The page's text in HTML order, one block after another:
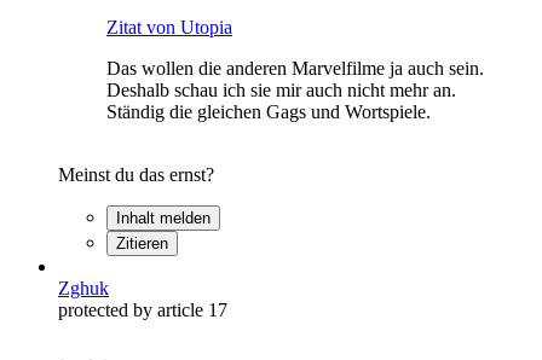
Zitat von Utopia
Das wollen die anderen Marvelfilme ja auch sein.
Deshalb schau ich sie mir auch nicht mehr an.
Ständig die gleichen Gags und Wortspiele.
Meinst du das ernst?
Inhalt melden
Zitieren
Zghuk
protected by article 17